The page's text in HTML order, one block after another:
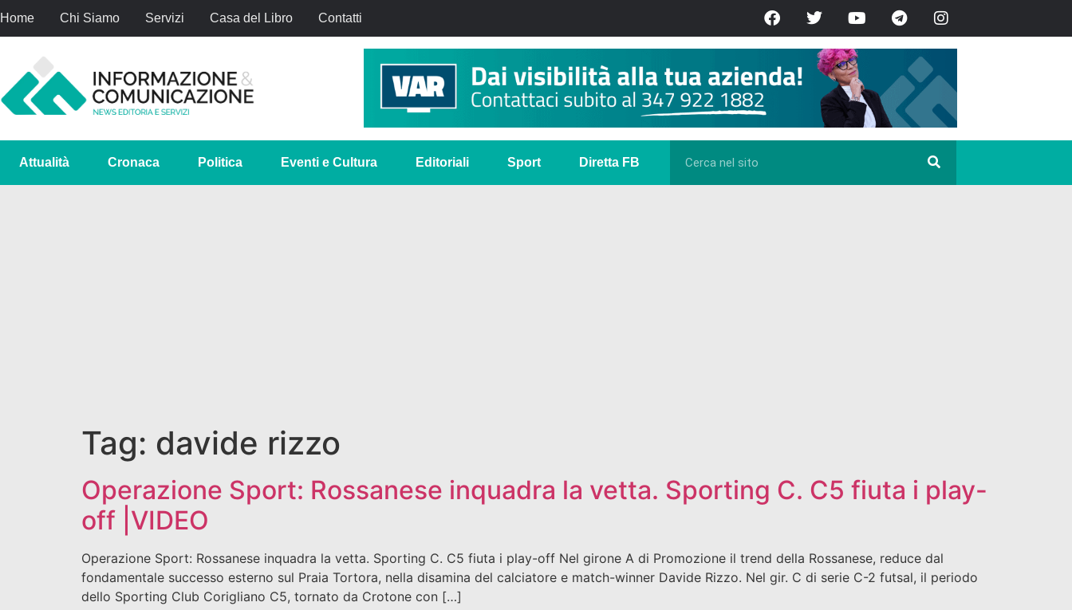
Home Chi Siamo Servizi Casa del Libro Contatti
Attualità Cronaca Politica Eventi e Cultura Editoriali Sport Diretta FB
Tag: davide rizzo
Operazione Sport: Rossanese inquadra la vetta. Sporting C. C5 fiuta i play-
off |VIDEO
Operazione Sport: Rossanese inquadra la vetta. Sporting C. C5 fiuta i play-off Nel girone A di Promozione il trend della Rossanese, reduce dal
fondamentale successo esterno sul Praia Tortora, nella disamina del calciatore e match-winner Davide Rizzo. Nel gir. C di serie C-2 futsal, il periodo
dello Sporting Club Corigliano C5, tornato da Crotone con […]